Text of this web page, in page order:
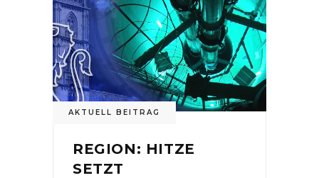
AKTUELL BEITRAG
REGION: HITZE
SETZT